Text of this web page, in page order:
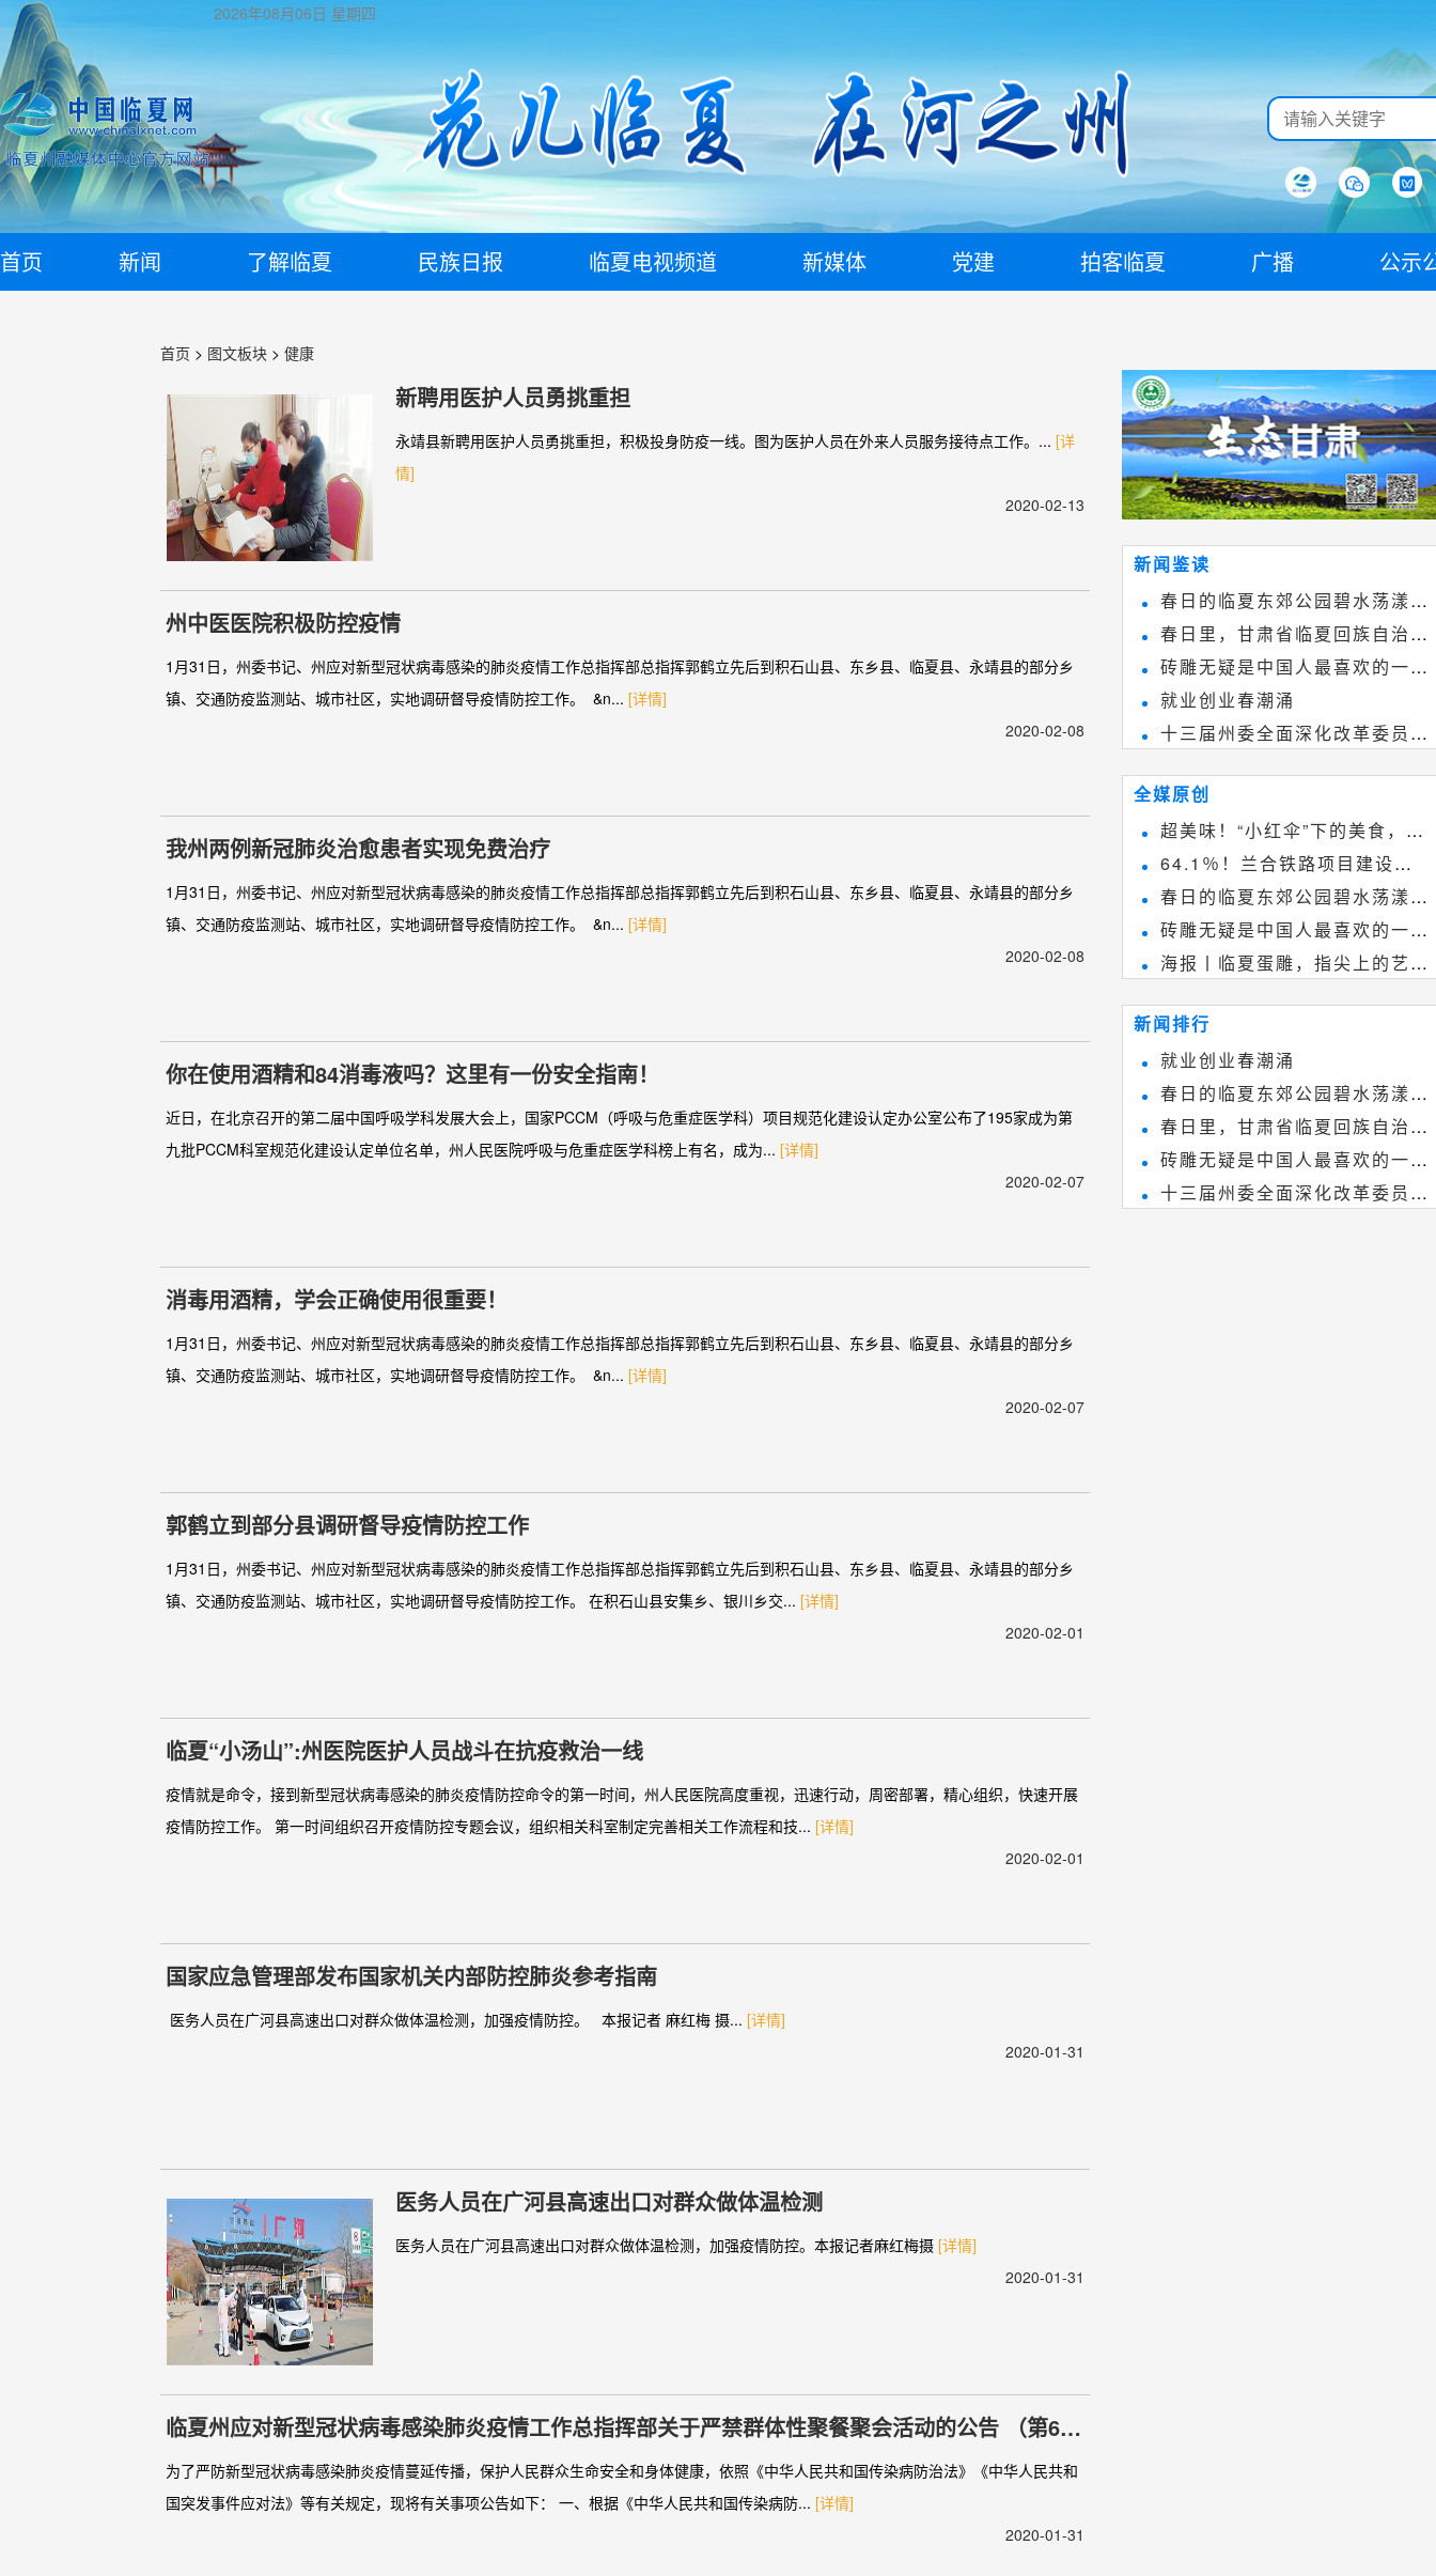
2026年08月06日 星期四
首页 新闻 了解临夏 民族日报 临夏电视频道 新媒体 党建 拍客临夏 广播 公示
首页 > 图文板块 > 健康
新聘用医护人员勇挑重担
永靖县新聘用医护人员勇挑重担，积极投身防疫一线。图为医护人员在外来人员服务接待点工作。... [详
情]
2020-02-13
州中医医院积极防控疫情
1月31日，州委书记、州应对新型冠状病毒感染的肺炎疫情工作总指挥部总指挥郭鹤立先后到积石山县、东乡县、临夏县、永靖县的部分乡
镇、交通防疫监测站、城市社区，实地调研督导疫情防控工作。 &n... [详情]
2020-02-08
我州两例新冠肺炎治愈患者实现免费治疗
1月31日，州委书记、州应对新型冠状病毒感染的肺炎疫情工作总指挥部总指挥郭鹤立先后到积石山县、东乡县、临夏县、永靖县的部分乡
镇、交通防疫监测站、城市社区，实地调研督导疫情防控工作。 &n... [详情]
2020-02-08
你在使用酒精和84消毒液吗？这里有一份安全指南！
近日，在北京召开的第二届中国呼吸学科发展大会上，国家PCCM（呼吸与危重症医学科）项目规范化建设认定办公室公布了195家成为第
九批PCCM科室规范化建设认定单位名单，州人民医院呼吸与危重症医学科榜上有名，成为... [详情]
2020-02-07
消毒用酒精，学会正确使用很重要！
1月31日，州委书记、州应对新型冠状病毒感染的肺炎疫情工作总指挥部总指挥郭鹤立先后到积石山县、东乡县、临夏县、永靖县的部分乡
镇、交通防疫监测站、城市社区，实地调研督导疫情防控工作。 &n... [详情]
2020-02-07
郭鹤立到部分县调研督导疫情防控工作
1月31日，州委书记、州应对新型冠状病毒感染的肺炎疫情工作总指挥部总指挥郭鹤立先后到积石山县、东乡县、临夏县、永靖县的部分乡
镇、交通防疫监测站、城市社区，实地调研督导疫情防控工作。 在积石山县安集乡、银川乡交... [详情]
2020-02-01
临夏“小汤山”:州医院医护人员战斗在抗疫救治一线
疫情就是命令，接到新型冠状病毒感染的肺炎疫情防控命令的第一时间，州人民医院高度重视，迅速行动，周密部署，精心组织，快速开展
疫情防控工作。 第一时间组织召开疫情防控专题会议，组织相关科室制定完善相关工作流程和技... [详情]
2020-02-01
国家应急管理部发布国家机关内部防控肺炎参考指南
医务人员在广河县高速出口对群众做体温检测，加强疫情防控。 本报记者 麻红梅 摄... [详情]
2020-01-31
医务人员在广河县高速出口对群众做体温检测
医务人员在广河县高速出口对群众做体温检测，加强疫情防控。本报记者麻红梅摄 [详情]
2020-01-31
临夏州应对新型冠状病毒感染肺炎疫情工作总指挥部关于严禁群体性聚餐聚会活动的公告 （第6
号）
为了严防新型冠状病毒感染肺炎疫情蔓延传播，保护人民群众生命安全和身体健康，依照《中华人民共和国传染病防治法》《中华人民共和
国突发事件应对法》等有关规定，现将有关事项公告如下： 一、根据《中华人民共和国传染病防... [详情]
2020-01-31
新闻鉴读
春日的临夏东郊公园碧水荡漾、
春花烂漫
春日里，甘肃省临夏回族自治州
境内的刘家峡大桥，壮观美丽!
砖雕无疑是中国人最喜欢的一种
雕刻艺术，它不仅是民间实用美术
和建筑装饰艺术的有机结合，更成
为中国建筑史上彰品东方美不可磨
就业创业春潮涌
十三届州委全面深化改革委员会
第八次会议召开
全媒原创
超美味！“小红伞”下的美食，绝
不能错过~
64.1％！兰合铁路项目建设加
速推进
春日的临夏东郊公园碧水荡漾、
春花烂漫
砖雕无疑是中国人最喜欢的一种
雕刻艺术，它不仅是民间实用美术
和建筑装饰艺术的有机结合，更成
为中国建筑史上彰品东方美不可磨
灭的一笔。一方青砖里不仅藏着广
海报丨临夏蛋雕，指尖上的艺术
~
新闻排行
就业创业春潮涌
春日的临夏东郊公园碧水荡漾、
春花烂漫
春日里，甘肃省临夏回族自治州
境内的刘家峡大桥，壮观美丽!
砖雕无疑是中国人最喜欢的一种
雕刻艺术，它不仅是民间实用美术
十三届州委全面深化改革委员会